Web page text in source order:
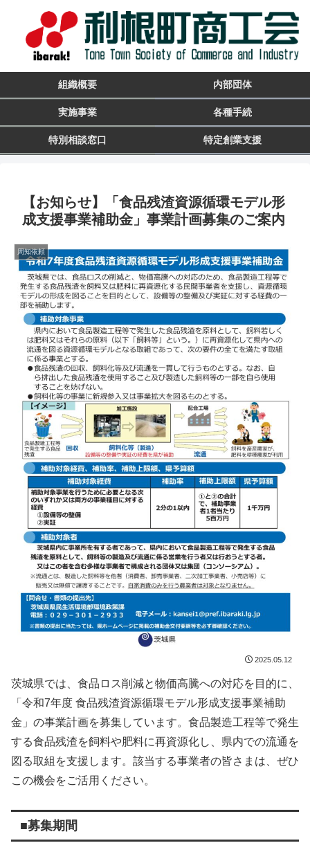
組織概要 内部団体
実施事業 各種手続
特別相談窓口 特定創業支援
【お知らせ】「食品残渣資源循環モデル形
成支援事業補助金」事業計画募集のご案内
周知依頼
2025.05.12
茨城県では、 食品 ロス削減と物価高騰への対応を 目的に、
「 令和7年度 食品残渣資源循環モデル形成支援事業補助
金」 の事業計画を募集してい ます。 食品製造工程等で発生
する食品残渣を飼料や肥料に再資源化し、 県内での流通 を
図る取組 を支援 し ます。 該当する事業者の皆さま は、 ぜひ
この機会をご活用 ください。
■募集期間